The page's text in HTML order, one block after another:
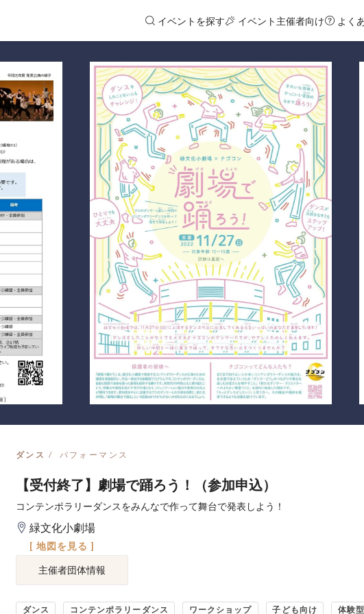
イベントを探す イベント主催者向け よく
ダンス パフォーマンス
【受付終了】劇場で踊ろう！（参加申込）
コンテンポラリーダンスをみんなで作って舞台で発表しよう！
緑文化小劇場
[ 地図を見る ]
主催者団体情報
ダンス コンテンポラリーダンス ワークショップ 子ども向け 体験